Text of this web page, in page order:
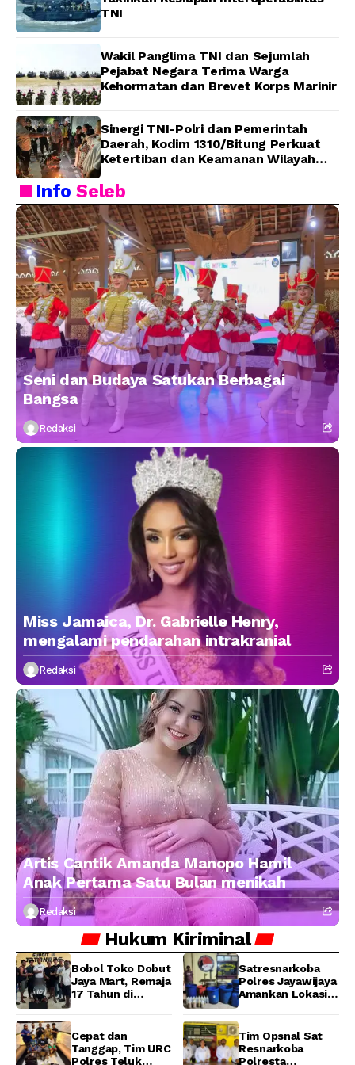
TNI
Wakil Panglima TNI dan Sejumlah
Pejabat Negara Terima Warga
Kehormatan dan Brevet Korps Marinir
Sinergi TNI-Polri dan Pemerintah
Daerah, Kodim 1310/Bitung Perkuat
Ketertiban dan Keamanan Wilayah
InfoSeleb
Seni dan Budaya Satukan Berbagai
Bangsa
Redaksi
Miss Jamaica, Dr. Gabrielle Henry,
mengalami pendarahan intrakranial
Redaksi
Artis Cantik Amanda Manopo Hamil
Anak Pertama Satu Bulan menikah
Redaksi
Hukum Kiriminal
Bobol Toko Dobut
Jaya Mart, Remaja
17 Tahun di
URC Resmob
Jatanras Polda
Papua Barat
Satresnarkoba
Polres Jayawijaya
Amankan Lokasi
Wamena
Cepat dan
Tanggap, Tim URC
Polres Teluk
Tim Opsnal Sat
Resnarkoba
Polresta